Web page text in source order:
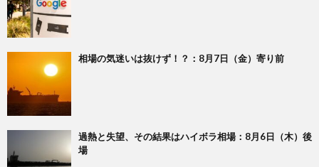
相場の気迷いは抜けず！？：8月7日（金）寄り前
過熱と失望、その結果はハイボラ相場：8月6日（木）後
場